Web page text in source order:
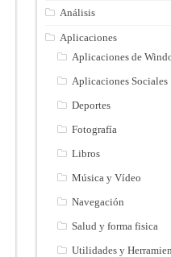
Análisis
Aplicaciones
Aplicaciones de
Aplicaciones Sociales
Deportes
Fotografía
Libros
Música y Vídeo
Navegación
Salud y forma fisica
Utilidades y